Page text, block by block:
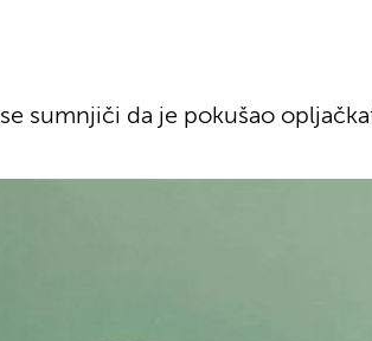
sumnjiči da je pokušao